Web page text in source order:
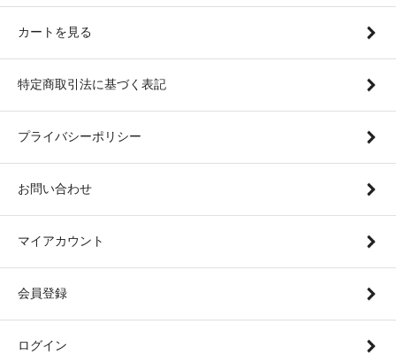
カートを見る
特定商取引法に基づく表記
プライバシーポリシー
お問い合わせ
マイアカウント
会員登録
ログイン